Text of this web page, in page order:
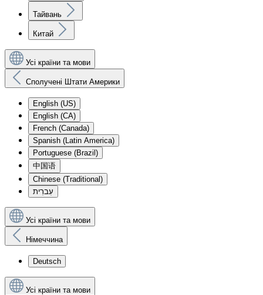
Тайвань
Китай
Усі країни та мови
Сполучені Штати Америки
English (US)
English (CA)
French (Canada)
Spanish (Latin America)
Portuguese (Brazil)
中国语
Chinese (Traditional)
עִברִית
Усі країни та мови
Німеччина
Deutsch
Усі країни та мови